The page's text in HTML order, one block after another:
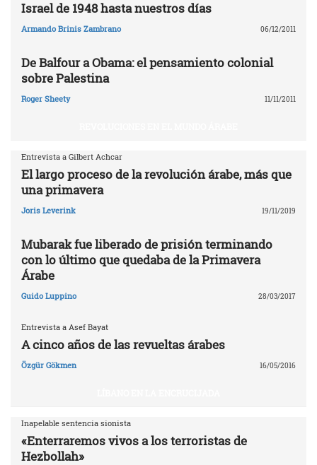
Israel de 1948 hasta nuestros días
Armando Brinis Zambrano 06/12/2011
De Balfour a Obama: el pensamiento colonial
sobre Palestina
Roger Sheety 11/11/2011
Entrevista a Gilbert Achcar
El largo proceso de la revolución árabe, más que
una primavera
Joris Leverink 19/11/2019
Mubarak fue liberado de prisión terminando
con lo último que quedaba de la Primavera
Árabe
Guido Luppino 28/03/2017
Entrevista a Asef Bayat
A cinco años de las revueltas árabes
Özgür Gökmen 16/05/2016
Inapelable sentencia sionista
«Enterraremos vivos a los terroristas de
Hezbollah»